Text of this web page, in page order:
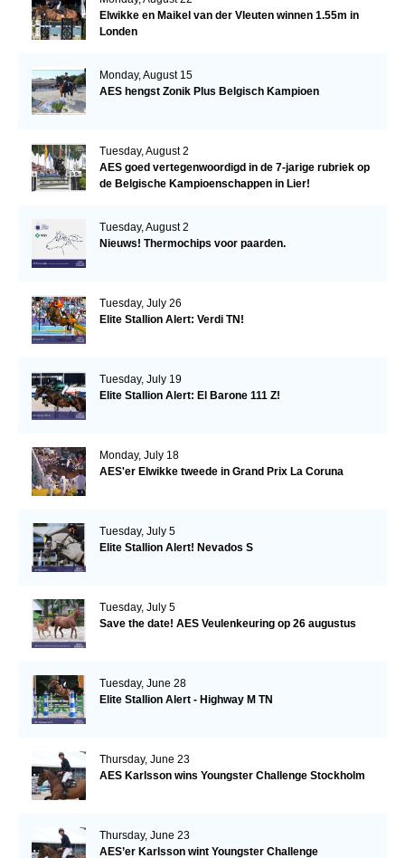
Elwikke en Maikel van der Vleuten winnen 1.55m in
Londen
Monday, August 15
AES hengst Zonik Plus Belgisch Kampioen
Tuesday, August 2
AES goed vertegenwoordigd in de 7-jarige rubriek op
de Belgische Kampioenschappen in Lier!
Tuesday, August 2
Nieuws! Thermochips voor paarden.
Tuesday, July 26
Elite Stallion Alert: Verdi TN!
Tuesday, July 19
Elite Stallion Alert: El Barone 111 Z!
Monday, July 18
AES'er Elwikke tweede in Grand Prix La Coruna
Tuesday, July 5
Elite Stallion Alert! Nevados S
Tuesday, July 5
Save the date! AES Veulenkeuring op 26 augustus
Tuesday, June 28
Elite Stallion Alert - Highway M TN
Thursday, June 23
AES Karlsson wins Youngster Challenge Stockholm
Thursday, June 23
AES’er Karlsson wint Youngster Challenge